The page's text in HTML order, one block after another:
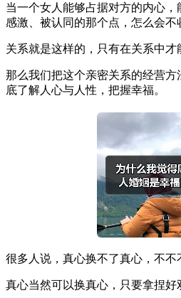
当一个女人能够占据对方的内心，
感激、被认同的那个点，怎么会不
关系就是这样的，只有在关系中才
那么我们把这个亲密关系的经营
底了解人心与人性，把握幸福。
很多人说，真心换不了真心，不不
真心当然可以换真心，只要拿捏好